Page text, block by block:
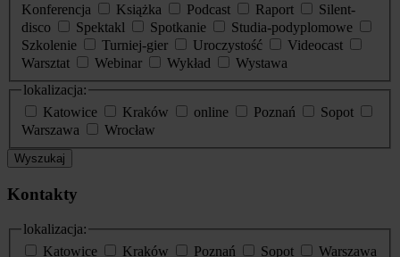
Konferencja
Książka Podcast Raport
Silent-
disco
Spektakl Spotkanie
Studia-podyplomowe
Szkolenie
Turniej-gier Uroczystość
Videocast
Warsztat
Webinar Wykład
Wystawa
lokalizacja:
Katowice
Kraków online Poznań
Sopot
Warszawa
Wrocław
Wyszukaj
Kontakty
lokalizacja:
Katowice
Kraków Poznań Sopot
Warszawa